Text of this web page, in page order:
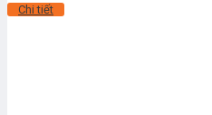
Chi tiết